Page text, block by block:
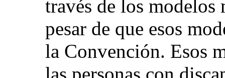
través de los
pesar de que esos
la Convención. Esos
las personas con